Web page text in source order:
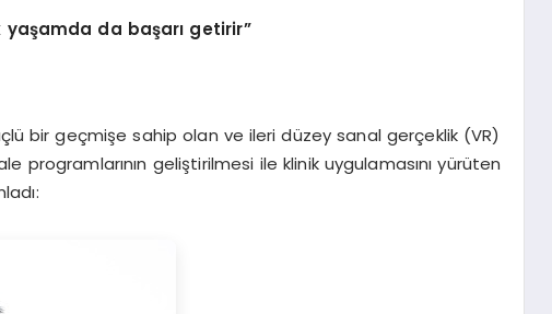
da başarı getirir”
bir geçmişe sahip olan ve ileri düzey sanal gerçeklik (VR)
programlarının geliştirilmesi ile klinik uygulamasını yürüten